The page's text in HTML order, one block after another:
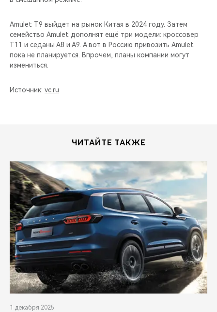
Amulet T9 выйдет на рынок Китая в 2024 году. Затем
семейство Amulet дополнят ещё три модели: кроссовер
T11 и седаны А8 и А9. А вот в Россию привозить Amulet
пока не планируется. Впрочем, планы компании могут
измениться.
Источник: vc.ru
ЧИТАЙТЕ ТАКЖЕ
1 декабря 2025